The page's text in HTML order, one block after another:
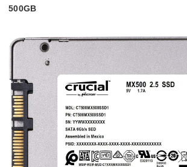
500GB